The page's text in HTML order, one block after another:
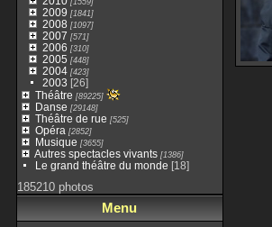
2009 [1841]
2008 [1097]
2007 [571]
2006 [310]
2005 [448]
2004[423]
2003 [26]
Théâtre [89225]
Danse [29148]
Théâtre de rue [525]
Opéra [2852]
Musique [3655]
Autres spectacles vivants[1386]
Le grand théâtre du monde [18]
185210 photos
Menu